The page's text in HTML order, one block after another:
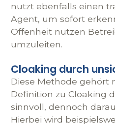
nutzt ebenfalls einen
Agent, um sofort
Offenheit nutzen
umzuleiten.
Cloaking durch
Diese Methode gehört
Definition zu Cloaking
sinnvoll, dennoch
Hierbei wird